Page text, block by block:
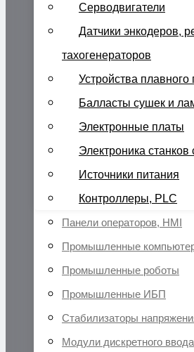
Серводвигатели
Датчики энкодеров,
тахогенераторов
Устройства плавного
Балласты сушек и
Электронные платы
Электроника
Источники питания
Контроллеры, PLC
Панели операторов, HMI
Промышленные
Промышленные роботы
Промышленные ИБП
Стабилизаторы
Модули дискретного ввода